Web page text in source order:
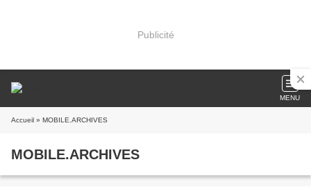
Publicité
MENU
Accueil » MOBILE.ARCHIVES
MOBILE.ARCHIVES